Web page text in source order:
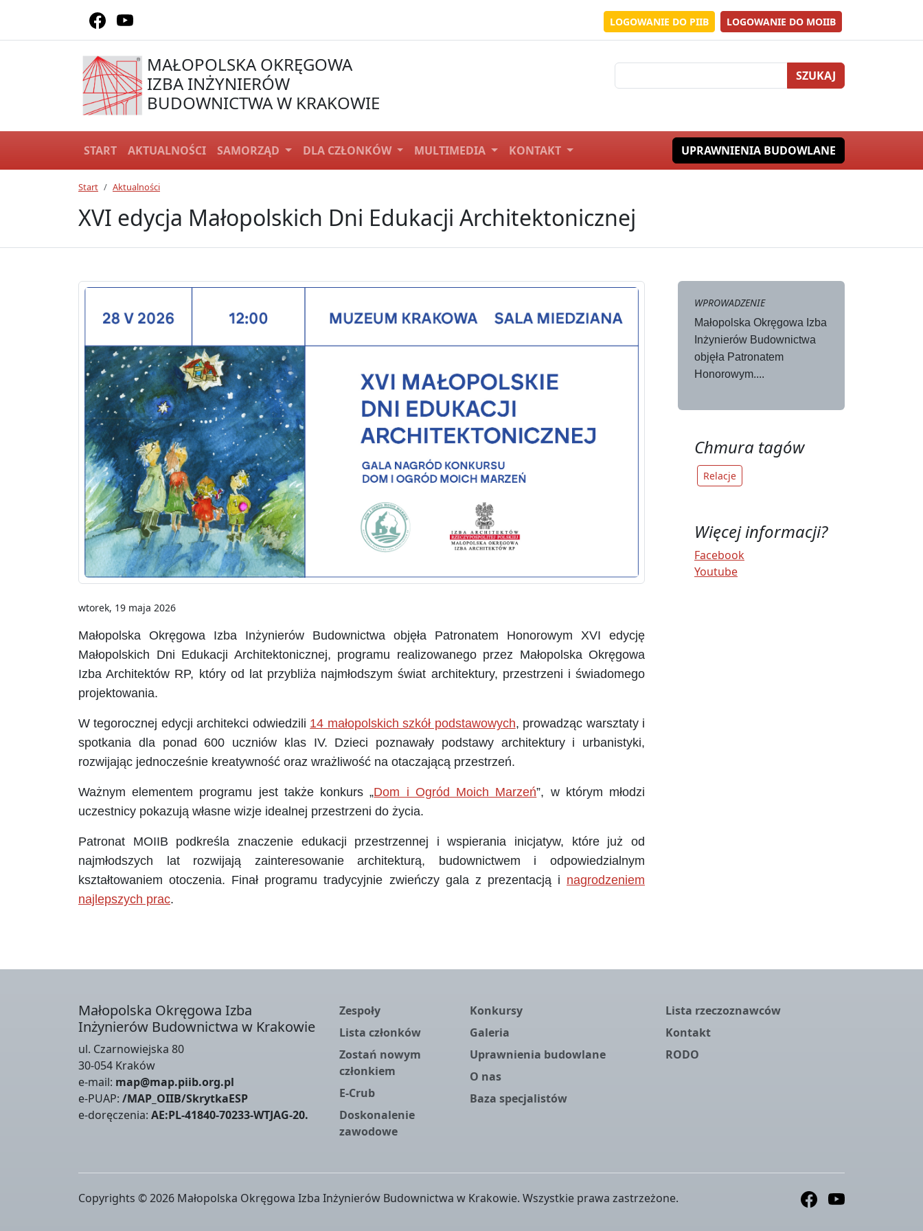
LOGOWANIE DO PIIB LOGOWANIE DO MOIIB
MAŁOPOLSKA OKRĘGOWA
IZBA INŻYNIERÓW
BUDOWNICTWA W KRAKOWIE
SZUKAJ
START AKTUALNOŚCI SAMORZĄD DLA CZŁONKÓW MULTIMEDIA KONTAKT UPRAWNIENIA BUDOWLANE
Start Aktualności
XVI edycja Małopolskich Dni Edukacji Architektonicznej
wtorek, 19 maja 2026
Małopolska Okręgowa Izba Inżynierów Budownictwa objęła Patronatem Honorowym XVI edycję
Małopolskich Dni Edukacji Architektonicznej, programu realizowanego przez Małopolska Okręgowa
Izba Architektów RP, który od lat przybliża najmłodszym świat architektury, przestrzeni i świadomego
projektowania.
W tegorocznej edycji architekci odwiedzili 14 małopolskich szkół podstawowych, prowadząc warsztaty i
spotkania dla ponad 600 uczniów klas IV. Dzieci poznawały podstawy architektury i urbanistyki,
rozwijając jednocześnie kreatywność oraz wrażliwość na otaczającą przestrzeń.
Ważnym elementem programu jest także konkurs „Dom i Ogród Moich Marzeń”, w którym młodzi
uczestnicy pokazują własne wizje idealnej przestrzeni do życia.
Patronat MOIIB podkreśla znaczenie edukacji przestrzennej i wspierania inicjatyw, które już od
najmłodszych lat rozwijają zainteresowanie architekturą, budownictwem i odpowiedzialnym
kształtowaniem otoczenia. Finał programu tradycyjnie zwieńczy gala z prezentacją i nagrodzeniem
najlepszych prac.
WPROWADZENIE
Małopolska Okręgowa Izba
Inżynierów Budownictwa
objęła Patronatem
Honorowym....
Chmura tagów
Relacje
Więcej informacji?
Facebook
Youtube
Małopolska Okręgowa Izba
Inżynierów Budownictwa w Krakowie
ul. Czarnowiejska 80
30-054 Kraków
e-mail: map@map.piib.org.pl
e-PUAP: /MAP_OIIB/SkrytkaESP
e-doręczenia: AE:PL-41840-70233-WTJAG-20.
Zespoły
Lista członków
Zostań nowym
członkiem
E-Crub
Doskonalenie
zawodowe
Konkursy
Galeria
Uprawnienia budowlane
O nas
Baza specjalistów
Lista rzeczoznawców
Kontakt
RODO
Copyrights © 2026 Małopolska Okręgowa Izba Inżynierów Budownictwa w Krakowie. Wszystkie prawa zastrzeżone.